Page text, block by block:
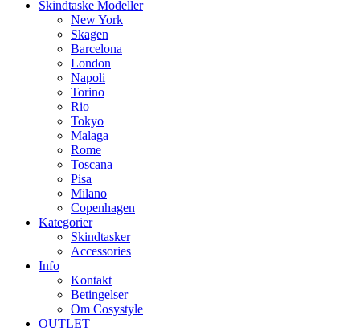
Skindtaske Modeller
New York
Skagen
Barcelona
London
Napoli
Torino
Rio
Tokyo
Malaga
Rome
Toscana
Pisa
Milano
Copenhagen
Kategorier
Skindtasker
Accessories
Info
Kontakt
Betingelser
Om Cosystyle
OUTLET